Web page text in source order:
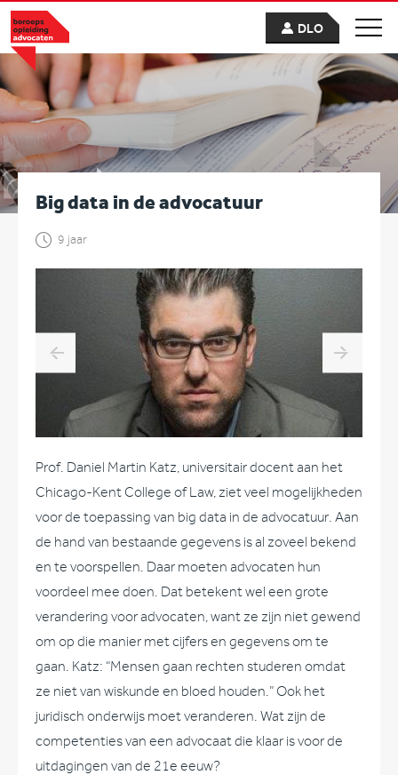
DLO
Big data in de advocatuur
9 jaar
Prof. Daniel Martin Katz, universitair docent aan het
Chicago-Kent College of Law, ziet veel mogelijkheden
voor de toepassing van big data in de advocatuur. Aan
de hand van bestaande gegevens is al zoveel bekend
en te voorspellen. Daar moeten advocaten hun
voordeel mee doen. Dat betekent wel een grote
verandering voor advocaten, want ze zijn niet gewend
om op die manier met cijfers en gegevens om te
gaan. Katz: “Mensen gaan rechten studeren omdat
ze niet van wiskunde en bloed houden.” Ook het
juridisch onderwijs moet veranderen. Wat zijn de
competenties van een advocaat die klaar is voor de
uitdagingen van de 21e eeuw?